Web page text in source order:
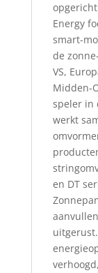
Energy
smart-
de
VS,
Midden-
speler in
werkt
en DT